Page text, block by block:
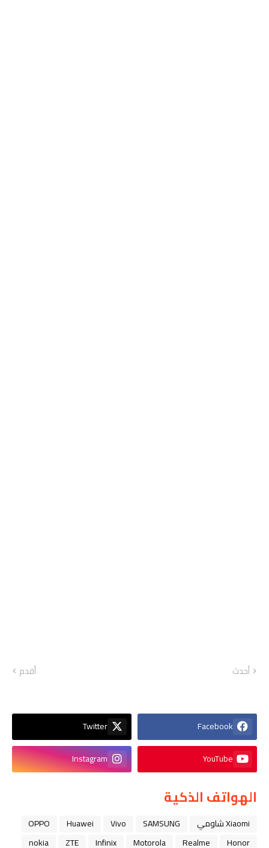
أحدث أقدم
Facebook
Twitter
YouTube
Instagram
الهواتف الذكية
Xiaomi شاومي SAMSUNG
Vivo
Huawei
OPPO
Honor
Realme
Motorola
Infinix
ZTE
nokia